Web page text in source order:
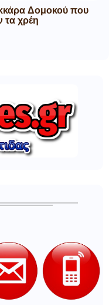
Δομοκού που
τα χρέη